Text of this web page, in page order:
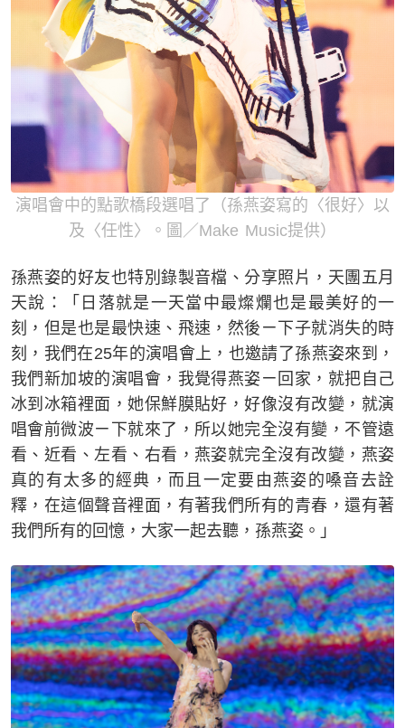
演唱會中的點歌橋段選唱了（孫燕姿寫的〈很好〉以
及〈任性〉。圖／Make Music提供）
孫燕姿的好友也特別錄製音檔、分享照片，天團五月
天說：「日落就是一天當中最燦爛也是最美好的一
刻，但是也是最快速、飛速，然後ㄧ下子就消失的時
刻，我們在25年的演唱會上，也邀請了孫燕姿來到，
我們新加坡的演唱會，我覺得燕姿ㄧ回家，就把自己
冰到冰箱裡面，她保鮮膜貼好，好像沒有改變，就演
唱會前微波ㄧ下就來了，所以她完全沒有變，不管遠
看、近看、左看、右看，燕姿就完全沒有改變，燕姿
真的有太多的經典，而且一定要由燕姿的嗓音去詮
釋，在這個聲音裡面，有著我們所有的青春，還有著
我們所有的回憶，大家一起去聽，孫燕姿。」